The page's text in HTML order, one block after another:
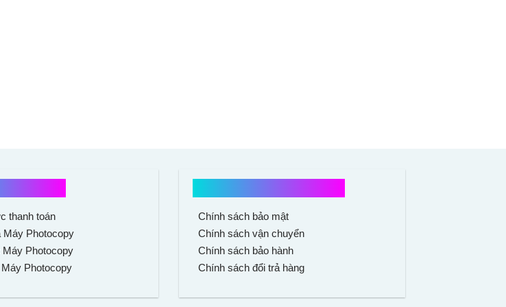
thanh toán
Photocopy
Photocopy
Photocopy
Chính sách bảo mật
Chính sách vận chuyển
Chính sách bảo hành
Chính sách đổi trả hàng